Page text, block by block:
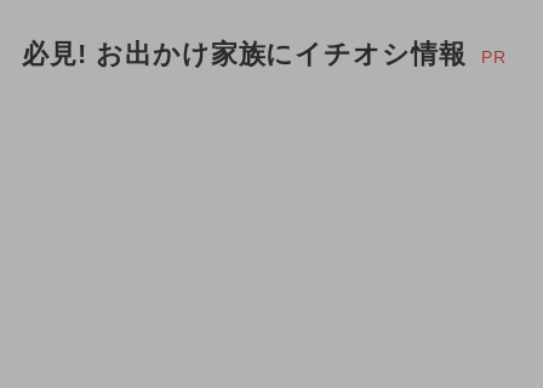
必見! お出かけ家族にイチオシ情報 PR